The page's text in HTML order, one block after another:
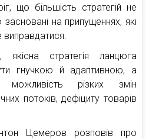
що більшість стратегій не
на припущеннях, які
стратегія ланцюга
гнучкою й адаптивною, а
різких змін
потоків, дефіциту товарів
Цемеров розповів про